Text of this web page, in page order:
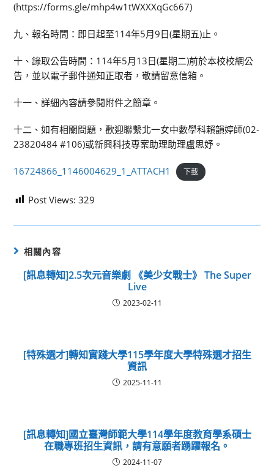
(https://forms.gle/mhp4w1tWXXXqGc667)
九、報名時間：即日起至114年5月9日(星期五)止。
十、錄取公告時間：114年5月13日(星期二)前於本校校網公
告，並以電子郵件通知正取者，敬請留意信箱。
十一、詳細內容請參閱附件之簡章。
十二、如有相關問題，歡迎聯繫北一女中數學科賴韻婷師(02-
23820484 #106)或新興科技專案助理助理盧思妤。
16724866_1146004629_1_ATTACH1 下載
Post Views: 329
相關內容
[訊息轉知]2.5次元音樂劇 《美少女戰士》 The Super
Live
2023-02-11
[特殊選才]轉知實踐大學115學年度大學特殊選才招生
資訊
2025-11-11
[訊息轉知]國立臺灣師範大學114學年度教育學系碩士
在職專班招生資訊，請有意願者踴躍報名。
2024-11-07